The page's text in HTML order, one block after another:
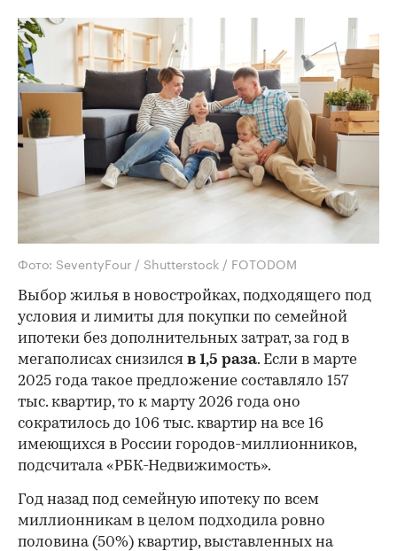
Фото: SeventyFour / Shutterstock / FOTODOM
Выбор жилья в новостройках, подходящего под
условия и лимиты для покупки по семейной
ипотеки без дополнительных затрат, за год в
мегаполисах снизился в 1,5 раза. Если в марте
2025 года такое предложение составляло 157
тыс. квартир, то к марту 2026 года оно
сократилось до 106 тыс. квартир на все 16
имеющихся в России городов-миллионников,
подсчитала «РБК-Недвижимость».
Год назад под семейную ипотеку по всем
миллионникам в целом подходила ровно
половина (50%) квартир, выставленных на